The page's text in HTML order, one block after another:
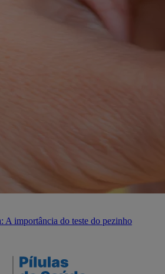
A importância do teste do pezinho